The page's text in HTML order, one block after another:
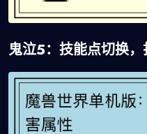
鬼泣5：技能点切换